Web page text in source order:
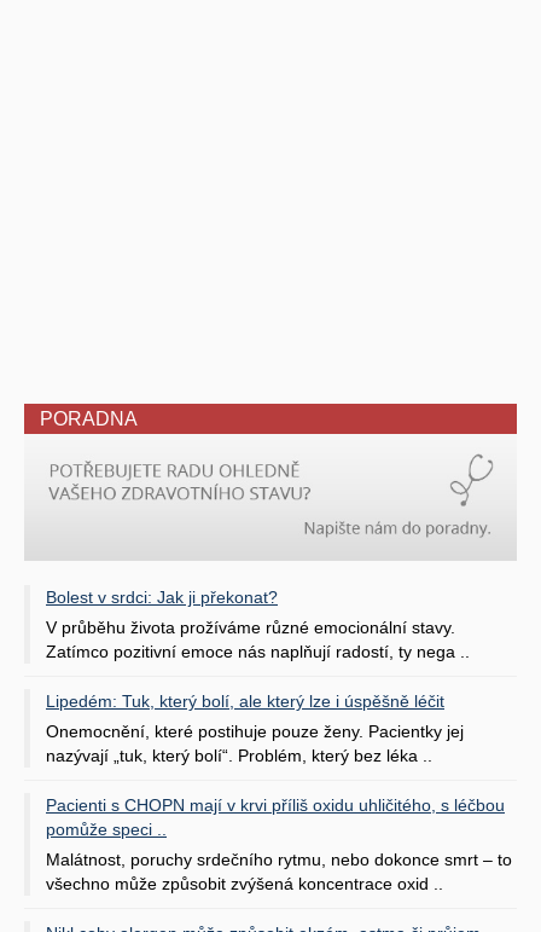
PORADNA
Bolest v srdci: Jak ji překonat?
V průběhu života prožíváme různé emocionální stavy.
Zatímco pozitivní emoce nás naplňují radostí, ty nega ..
Lipedém: Tuk, který bolí, ale který lze i úspěšně léčit
Onemocnění, které postihuje pouze ženy. Pacientky jej
nazývají „tuk, který bolí“. Problém, který bez léka ..
Pacienti s CHOPN mají v krvi příliš oxidu uhličitého, s léčbou
pomůže speci ..
Malátnost, poruchy srdečního rytmu, nebo dokonce smrt – to
všechno může způsobit zvýšená koncentrace oxid ..